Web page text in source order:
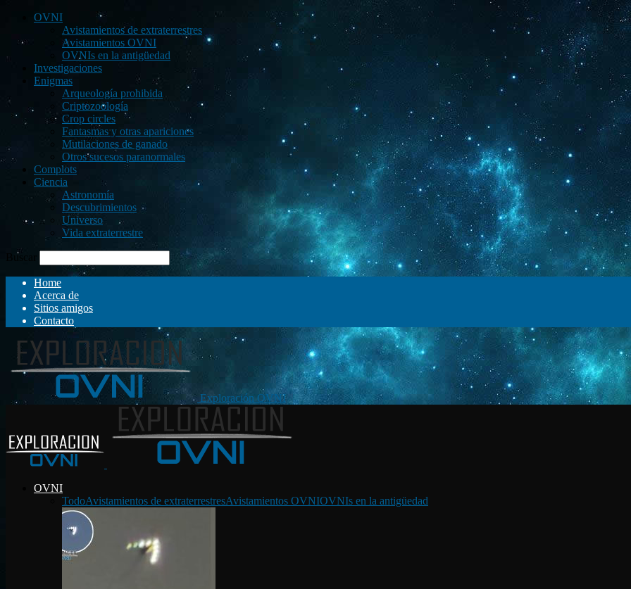
OVNI
Avistamientos de extraterrestres
Avistamientos OVNI
OVNIs en la antigüedad
Investigaciones
Enigmas
Arqueología prohibida
Criptozoología
Crop circles
Fantasmas y otras apariciones
Mutilaciones de ganado
Otros sucesos paranormales
Complots
Ciencia
Astronomía
Descubrimientos
Universo
Vida extraterrestre
Buscar
Home
Acerca de
Sitios amigos
Contacto
Exploración OVNI
OVNI
TodoAvistamientos de extraterrestresAvistamientos OVNIOVNIs en la antigüedad